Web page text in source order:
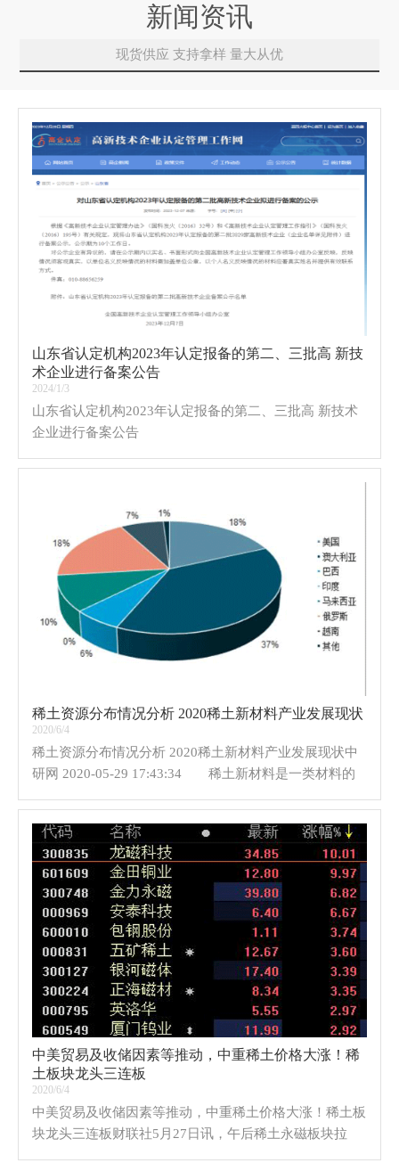
新闻资讯
现货供应 支持拿样 量大从优
山东省认定机构2023年认定报备的第二、三批高 新技
术企业进行备案公告
2024/1/3
山东省认定机构2023年认定报备的第二、三批高 新技术
企业进行备案公告
稀土资源分布情况分析 2020稀土新材料产业发展现状
2020/6/4
稀土资源分布情况分析 2020稀土新材料产业发展现状中
研网 2020-05-29 17:43:34 稀土新材料是一类材料的
中美贸易及收储因素等推动，中重稀土价格大涨！稀
土板块龙头三连板
2020/6/4
中美贸易及收储因素等推动，中重稀土价格大涨！稀土板
块龙头三连板财联社5月27日讯，午后稀土永磁板块拉